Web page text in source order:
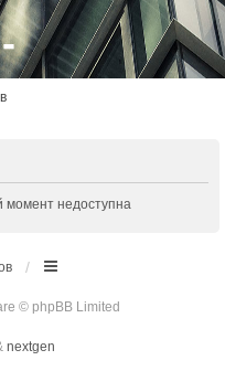
момент недоступна
© phpBB Limited
nextgen